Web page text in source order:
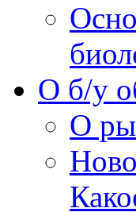
O б/у
О